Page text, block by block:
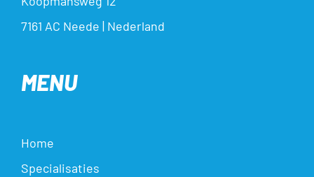
7161 AC Neede | Nederland
MENU
Home
Specialisaties